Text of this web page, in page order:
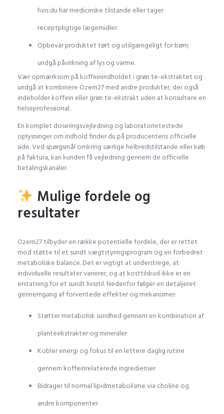
hvis du har medicinske tilstande eller tager
receptpligtige lægemidler.
Opbevar produktet tørt og utilgængeligt for børn;
undgå påvirkning af lys og varme.
Vær opmærksom på koffeinindholdet i grøn te-ekstraktet og
undgå at kombinere Ozem27 med andre produkter, der også
indeholder koffein eller grøn te-ekstrakt uden at konsultere en
helseprofessional.
En komplet doseringsvejledning og laboratorietestede
oplysninger om indhold finder du på producentens officielle
side. Ved spørgsmål omkring særlige helbredstilstande eller køb
på faktura, kan kunden få vejledning gennem de officielle
betalingskanaler.
Mulige fordele og
resultater
Ozem27 tilbyder en række potentielle fordele, der er rettet
mod støtte til et sundt vægtstyringsprogram og en forbedret
metaboliske balance. Det er vigtigt at understrege, at
individuelle resultater varierer, og at kosttilskud ikke er en
erstatning for et sundt livsstil. Nedenfor følger en detaljeret
gennemgang af forventede effekter og mekanismer:
Støtter metabolisk sundhed gennem en kombination af
planteekstrakter og mineraler
Kobler energi og fokus til en lettere daglig rutine
gennem koffeinrelaterede ingredienser
Bidrager til normal lipidmetabolisme via choline og
andre komponenter